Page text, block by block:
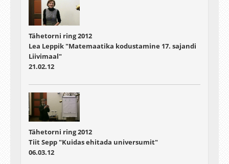
Tähetorni ring 2012
Lea Leppik "Matemaatika kodustamine 17. sajandi
Liivimaal"
21.02.12
Tähetorni ring 2012
Tiit Sepp "Kuidas ehitada universumit"
06.03.12